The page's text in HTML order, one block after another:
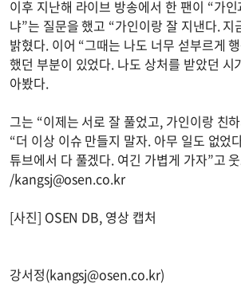
이후 지난해 라이브 방송에서 한 팬이 “가
냐”는 질문을 했고 “가인이랑 잘 지낸다. 지
밝혔다. 이어 “그때는 나도 너무 섣부르게
했던 부분이 있었다. 나도 상처를 받았던 시
아봤다.
그는 “이제는 서로 잘 풀었고, 가인이랑 친
“더 이상 이슈 만들지 말자. 아무 일도 없었
튜브에서 다 풀겠다. 여긴 가볍게 가자”고
/kangsj@osen.co.kr
[사진] OSEN DB, 영상 캡처
강서정(kangsj@osen.co.kr)